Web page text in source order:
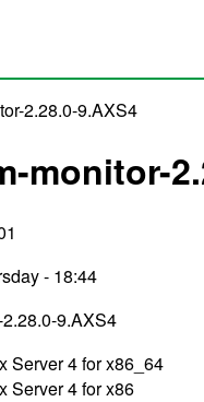
2.28.0-9.AXS4
monitor-
- 18:44
9.AXS4
Server 4 for x86_64
Server 4 for x86